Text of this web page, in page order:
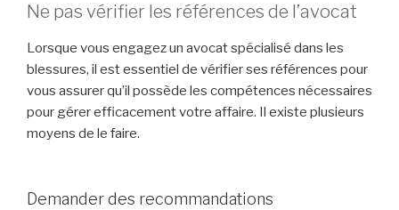
Ne pas vérifier les références de l’avocat
Lorsque vous engagez un avocat spécialisé dans les
blessures, il est essentiel de vérifier ses références pour
vous assurer qu’il possède les compétences nécessaires
pour gérer efficacement votre affaire. Il existe plusieurs
moyens de le faire.
Demander des recommandations